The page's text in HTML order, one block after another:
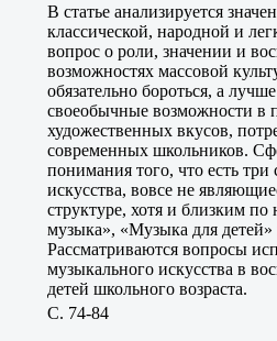
В статье анализируется
классической, народной и
вопрос о роли, значении и
возможностях массовой
обязательно бороться, а
своеобычные возможности в
художественных вкусов,
современных школьников.
понимания того, что есть
искусства, вовсе не
структуре, хотя и близким по
музыка», «Музыка для
Рассматриваются вопросы
музыкального искусства в
детей школьного возраста.
C. 74-84